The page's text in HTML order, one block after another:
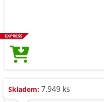
Skladem: 7.949 ks